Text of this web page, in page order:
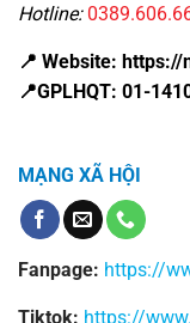
Hotline:
📍 Website:
📍GPLHQT: 01-
MẠNG XÃ HỘI
Fanpage: https://
Tiktok: https://